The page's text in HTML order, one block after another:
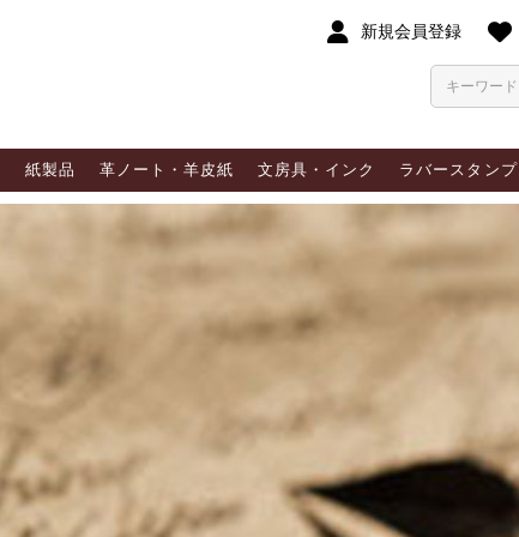
新規会員登録
紙製品 革ノート・羊皮紙 文房具・インク ラバースタンプ